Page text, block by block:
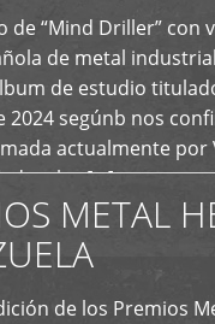
de “Mind Driller” con
de metal
de estudio
2024 segúnb nos
actualmente por
a las […]
METAL
de los Premios